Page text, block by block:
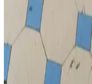
havaalanında hızlı hareket
doğru ekipman seçimiyle
Hafta Sonu ve
İçin Çanta Seçimi ve
Hafta sonu ve çocuklarla
taşıma kapasitesi ve
çok amaçlı çantalar farklı